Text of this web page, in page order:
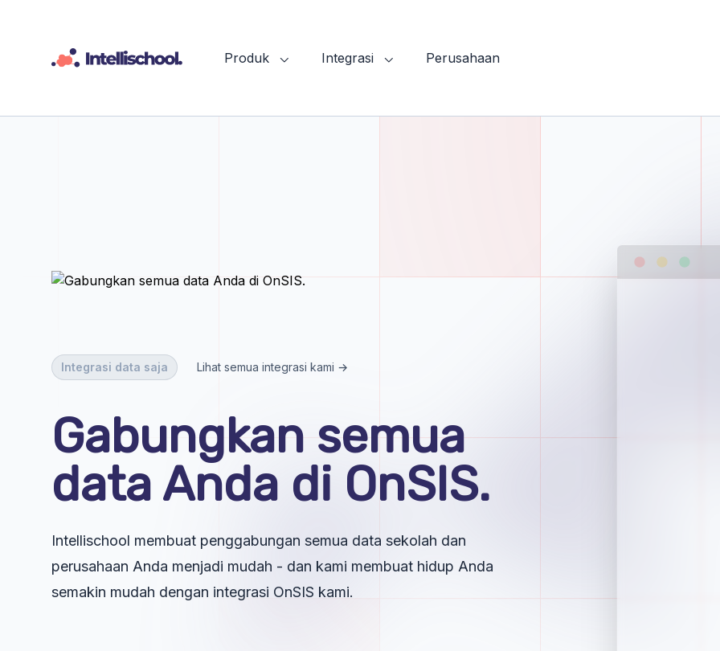
Produk Integrasi Perusahaan
Integrasi data saja Lihat semua integrasi kami →
Gabungkan semua
data Anda di OnSIS.
Intellischool membuat penggabungan semua data sekolah dan
perusahaan Anda menjadi mudah - dan kami membuat hidup Anda
semakin mudah dengan integrasi OnSIS kami.